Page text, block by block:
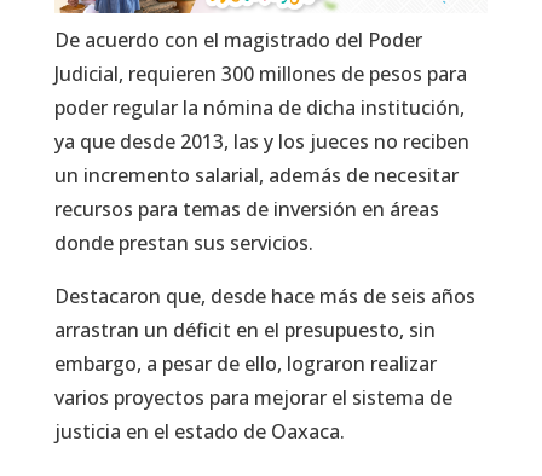
De acuerdo con el magistrado del Poder
Judicial, requieren 300 millones de pesos para
poder regular la nómina de dicha institución,
ya que desde 2013, las y los jueces no reciben
un incremento salarial, además de necesitar
recursos para temas de inversión en áreas
donde prestan sus servicios.
Destacaron que, desde hace más de seis años
arrastran un déficit en el presupuesto, sin
embargo, a pesar de ello, lograron realizar
varios proyectos para mejorar el sistema de
justicia en el estado de Oaxaca.